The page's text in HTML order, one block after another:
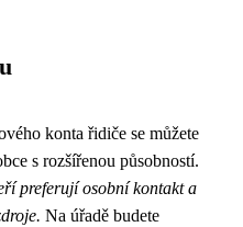
konta řidiče se můžete
s rozšířenou působností.
preferují osobní kontakt a
Na úřadě budete